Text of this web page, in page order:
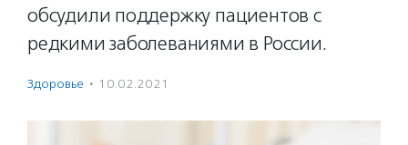
обсудили поддержку пациентов с
редкими заболеваниями в России.
Здоровье · 10.02.2021